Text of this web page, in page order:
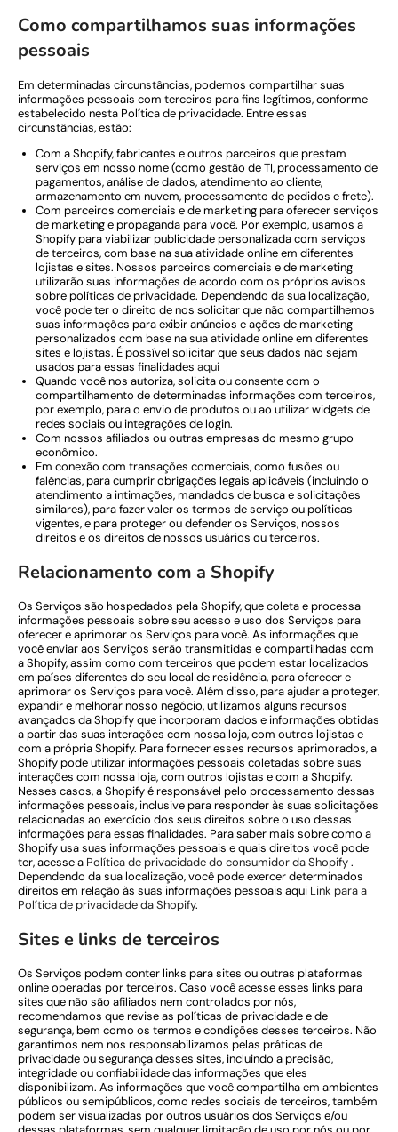
Como compartilhamos suas informações
pessoais
Em determinadas circunstâncias, podemos compartilhar suas
informações pessoais com terceiros para fins legítimos, conforme
estabelecido nesta Política de privacidade. Entre essas
circunstâncias, estão:
Com a Shopify, fabricantes e outros parceiros que prestam
serviços em nosso nome (como gestão de TI, processamento de
pagamentos, análise de dados, atendimento ao cliente,
armazenamento em nuvem, processamento de pedidos e frete).
Com parceiros comerciais e de marketing para oferecer serviços
de marketing e propaganda para você. Por exemplo, usamos a
Shopify para viabilizar publicidade personalizada com serviços
de terceiros, com base na sua atividade online em diferentes
lojistas e sites. Nossos parceiros comerciais e de marketing
utilizarão suas informações de acordo com os próprios avisos
sobre políticas de privacidade. Dependendo da sua localização,
você pode ter o direito de nos solicitar que não compartilhemos
suas informações para exibir anúncios e ações de marketing
personalizados com base na sua atividade online em diferentes
sites e lojistas. É possível solicitar que seus dados não sejam
usados para essas finalidades aqui
Quando você nos autoriza, solicita ou consente com o
compartilhamento de determinadas informações com terceiros,
por exemplo, para o envio de produtos ou ao utilizar widgets de
redes sociais ou integrações de login.
Com nossos afiliados ou outras empresas do mesmo grupo
econômico.
Em conexão com transações comerciais, como fusões ou
falências, para cumprir obrigações legais aplicáveis (incluindo o
atendimento a intimações, mandados de busca e solicitações
similares), para fazer valer os termos de serviço ou políticas
vigentes, e para proteger ou defender os Serviços, nossos
direitos e os direitos de nossos usuários ou terceiros.
Relacionamento com a Shopify
Os Serviços são hospedados pela Shopify, que coleta e processa
informações pessoais sobre seu acesso e uso dos Serviços para
oferecer e aprimorar os Serviços para você. As informações que
você enviar aos Serviços serão transmitidas e compartilhadas com
a Shopify, assim como com terceiros que podem estar localizados
em países diferentes do seu local de residência, para oferecer e
aprimorar os Serviços para você. Além disso, para ajudar a proteger,
expandir e melhorar nosso negócio, utilizamos alguns recursos
avançados da Shopify que incorporam dados e informações obtidas
a partir das suas interações com nossa loja, com outros lojistas e
com a própria Shopify. Para fornecer esses recursos aprimorados, a
Shopify pode utilizar informações pessoais coletadas sobre suas
interações com nossa loja, com outros lojistas e com a Shopify.
Nesses casos, a Shopify é responsável pelo processamento dessas
informações pessoais, inclusive para responder às suas solicitações
relacionadas ao exercício dos seus direitos sobre o uso dessas
informações para essas finalidades. Para saber mais sobre como a
Shopify usa suas informações pessoais e quais direitos você pode
ter, acesse a Política de privacidade do consumidor da Shopify.
Dependendo da sua localização, você pode exercer determinados
direitos em relação às suas informações pessoais aqui Link para a
Política de privacidade da Shopify.
Sites e links de terceiros
Os Serviços podem conter links para sites ou outras plataformas
online operadas por terceiros. Caso você acesse esses links para
sites que não são afiliados nem controlados por nós,
recomendamos que revise as políticas de privacidade e de
segurança, bem como os termos e condições desses terceiros. Não
garantimos nem nos responsabilizamos pelas práticas de
privacidade ou segurança desses sites, incluindo a precisão,
integridade ou confiabilidade das informações que eles
disponibilizam. As informações que você compartilha em ambientes
públicos ou semipúblicos, como redes sociais de terceiros, também
podem ser visualizadas por outros usuários dos Serviços e/ou